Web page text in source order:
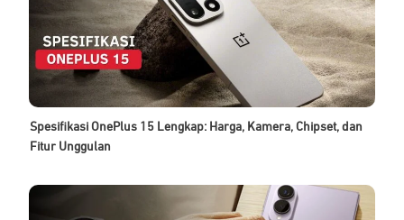
Spesifikasi OnePlus 15 Lengkap: Harga, Kamera, Chipset, dan
Fitur Unggulan